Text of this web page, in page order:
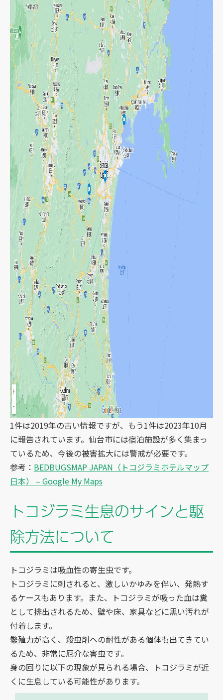
1件は2019年の古い情報ですが、もう1件は2023年10月
に報告されています。仙台市には宿泊施設が多く集まっ
ているため、今後の被害拡大には警戒が必要です。
参考： BEDBUGSMAP JAPAN（トコジラミホテルマップ
日本） – Google My Maps
トコジラミ生息のサインと駆
除方法について
トコジラミは吸血性の寄生虫です。
トコジラミに刺されると、激しいかゆみを伴い、発熱す
るケースもあります。また、トコジラミが吸った血は糞
として排出されるため、壁や床、家具などに黒い汚れが
付着します。
繁殖力が高く、殺虫剤への耐性がある個体も出てきてい
るため、非常に厄介な害虫です。
身の回りに以下の現象が見られる場合、トコジラミが近
くに生息している可能性があります。